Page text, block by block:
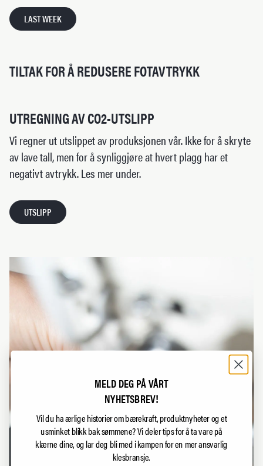
LAST WEEK
TILTAK FOR Å REDUSERE FOTAVTRYKK
UTREGNING AV CO2-UTSLIPP
Vi regner ut utslippet av produksjonen vår. Ikke for å skryte
av lave tall, men for å synliggjøre at hvert plagg har et
negativt avtrykk. Les mer under.
UTSLIPP
MELD DEG PÅ VÅRT
NYHETSBREV!
Vil du ha ærlige historier om bærekraft, produktnyheter og et
usminket blikk bak sømmene?Vi deler tips for å ta vare på
klærne dine, og lar deg bli med i kampen for en mer ansvarlig
klesbransje.